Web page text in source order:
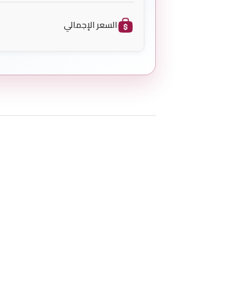
السعر الإجمالي